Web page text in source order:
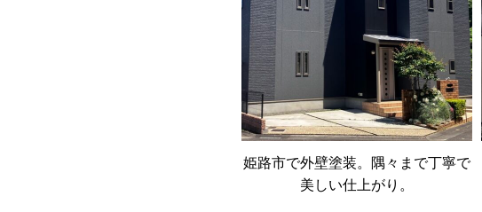
姫路市で外壁塗装。隅々まで丁寧で
美しい仕上がり。